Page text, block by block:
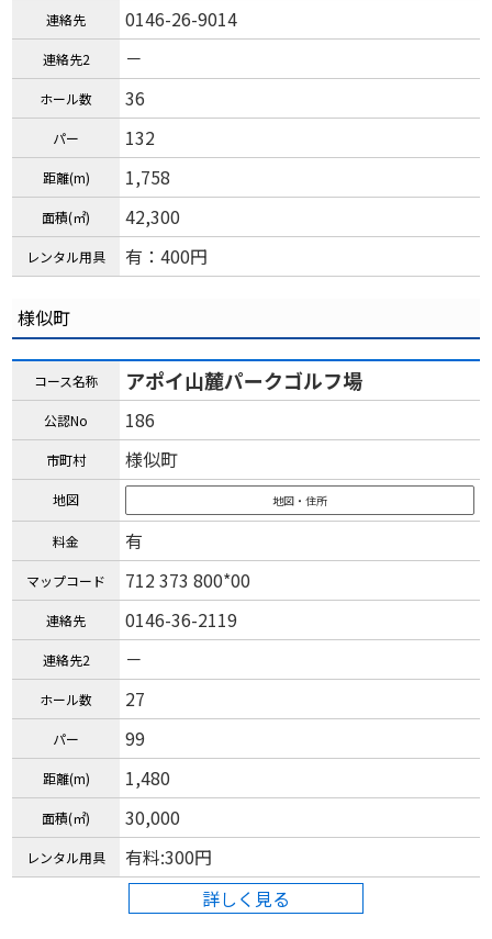
連絡先 0146-26-9014
連絡先2 －
ホール数 36
パー 132
距離(m) 1,758
面積(㎡) 42,300
レンタル用具 有：400円
様似町
コース名称 アポイ山麓パークゴルフ場
公認No 186
市町村 様似町
地図 地図・住所
料金 有
マップコード 712 373 800*00
連絡先 0146-36-2119
連絡先2 －
ホール数 27
パー 99
距離(m) 1,480
面積(㎡) 30,000
レンタル用具
有料:300円
詳しく見る